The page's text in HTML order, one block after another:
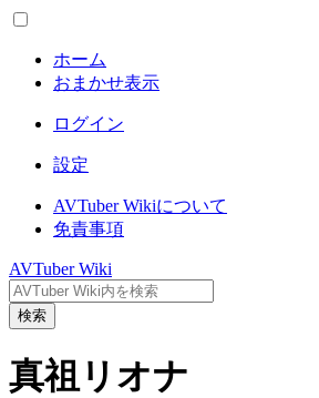
ホーム
おまかせ表示
ログイン
設定
AVTuber Wikiについて
免責事項
AVTuber Wiki
検索
真祖リオナ